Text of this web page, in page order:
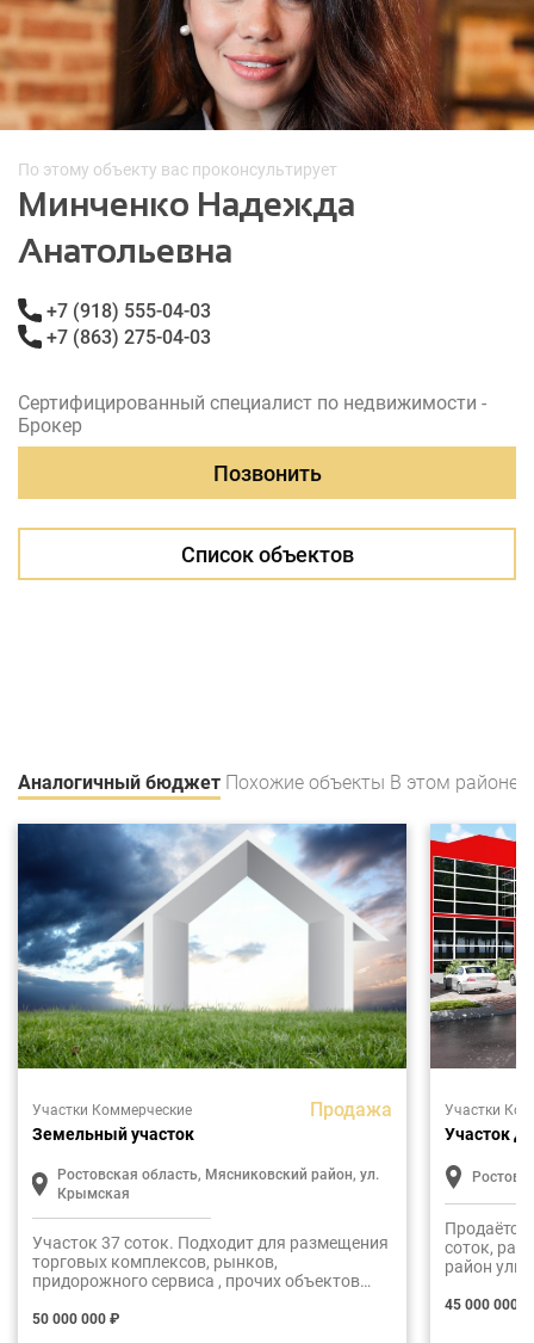
По этому объекту вас проконсультирует
Минченко Надежда
Анатольевна
+7 (918) 555-04-03
+7 (863) 275-04-03
Сертифицированный специалист по недвижимости -
Брокер
Позвонить
Список объектов
Аналогичный бюджет Похожие объекты В этом районе
Участки Коммерческие Продажа
Земельный участок
Ростовская область, Мясниковский район, ул.
Крымская
Участок 37 соток. Подходит для размещения
торговых комплексов, рынков,
придорожного сервиса , прочих объектов
50 000 000 ₽
Участки
Участок
Ростов-
соток,
район
45 000 000 ₽